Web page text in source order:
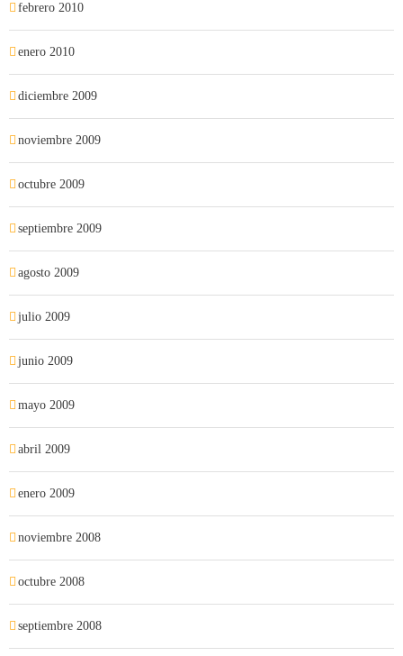
febrero 2010
enero 2010
diciembre 2009
noviembre 2009
octubre 2009
septiembre 2009
agosto 2009
julio 2009
junio 2009
mayo 2009
abril 2009
enero 2009
noviembre 2008
octubre 2008
septiembre 2008